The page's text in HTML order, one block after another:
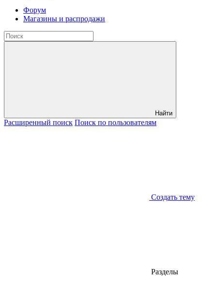
Форум
Магазины и распродажи
Найти
Расширенный поиск Поиск по пользователям
Создать тему
Разделы